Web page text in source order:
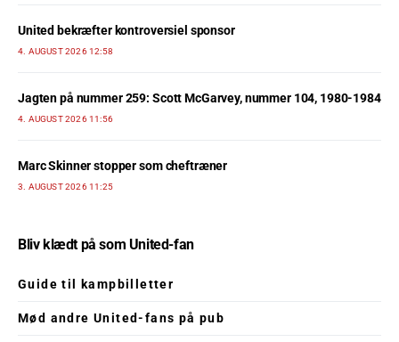
United bekræfter kontroversiel sponsor
4. AUGUST 2026 12:58
Jagten på nummer 259: Scott McGarvey, nummer 104, 1980-1984
4. AUGUST 2026 11:56
Marc Skinner stopper som cheftræner
3. AUGUST 2026 11:25
Bliv klædt på som United-fan
Guide til kampbilletter
Mød andre United-fans på pub